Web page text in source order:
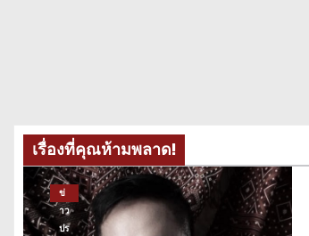
เรื่องที่คุณห้ามพลาด!
ข่
าว
ปร